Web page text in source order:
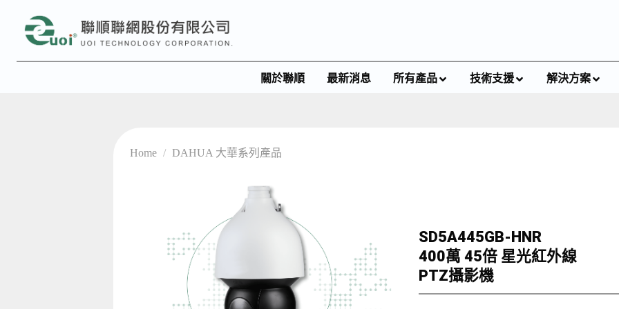
關於聯順 最新消息 所有產品 技術支援 解決方案
Home / DAHUA 大華系列產品
SD5A445GB-HNR
400萬 45倍 星光紅外線
PTZ攝影機